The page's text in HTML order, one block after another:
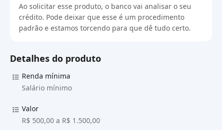
Ao solicitar esse produto, o banco vai analisar o seu
crédito. Pode deixar que esse é um procedimento
padrão e estamos torcendo para que dê tudo certo.
Detalhes do produto
Renda mínima
Salário mínimo
Valor
R$ 500,00 a R$ 1.500,00